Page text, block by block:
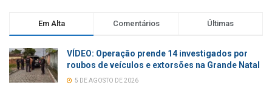
Em Alta Comentários Últimas
VÍDEO: Operação prende 14 investigados por
roubos de veículos e extorsões na Grande Natal
5 DE AGOSTO DE 2026